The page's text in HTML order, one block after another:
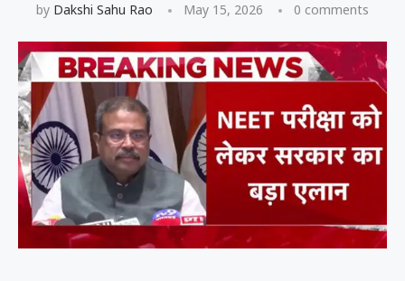
by Dakshi Sahu Rao May 15, 2026 0 comments